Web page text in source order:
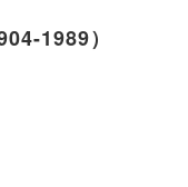
1989）